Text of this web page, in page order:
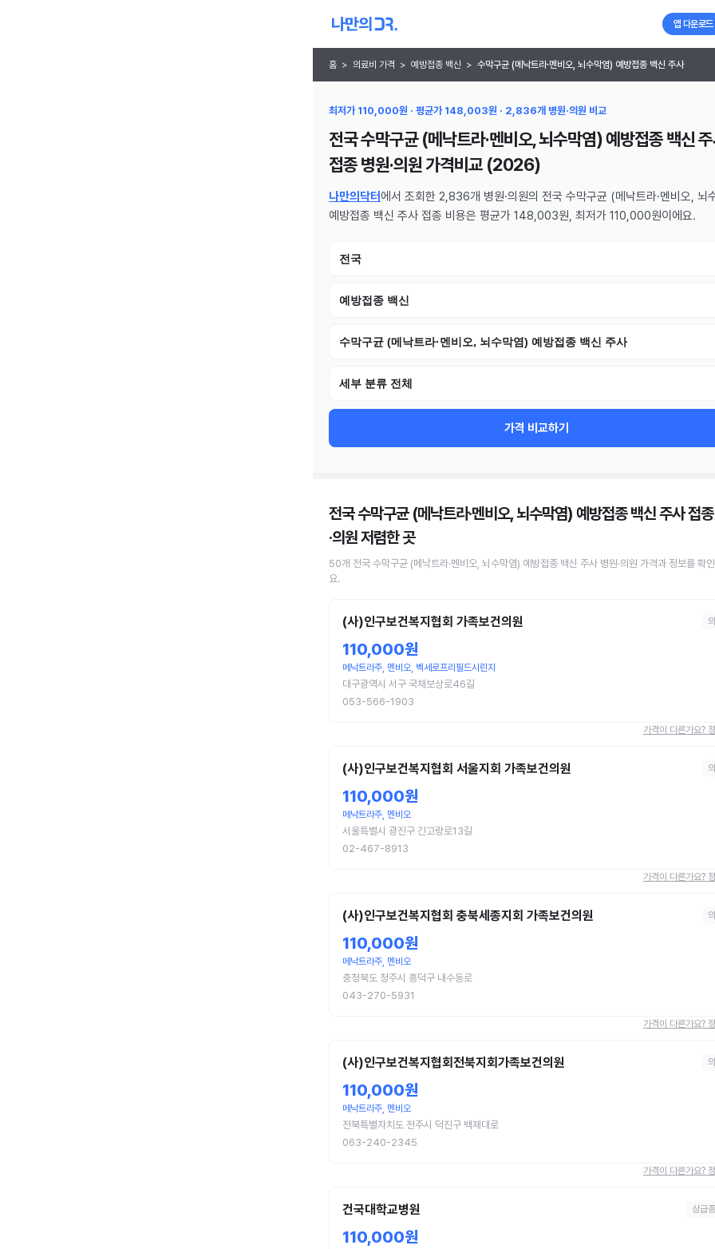
앱 다운로드
홈 > 의료비 가격 > 예방접종 백신 > 수막구균 (메낙트라·멘비오, 뇌수막염) 예방접종 백신 주사
최저가 110,000원 · 평균가 148,003원 · 2,836개 병원·의원 비교
전국 수막구균 (메낙트라·멘비오, 뇌수막염) 예방접종 백신
접종 병원·의원가격비교 (2026)
나만의닥터 에서 조회한 2,836개 병원·의원의 전국 수막구균 (메낙트라·멘비오, 뇌
예방접종 백신 주사 접종 비용은 평균가 148,003원, 최저가 110,000원이에요.
전국
예방접종 백신
수막구균 (메낙트라·멘비오, 뇌수막염) 예방접종 백신 주사
세부 분류 전체
가격 비교하기
전국 수막구균 (메낙트라·멘비오, 뇌수막염) 예방접종 백신 주사 접
·의원저렴한 곳
50개 전국 수막구균 (메낙트라·멘비오, 뇌수막염) 예방접종 백신 주사 병원·의원 가격과 정보를 확
요.
(사)인구보건복지협회 가족보건의원
110,000원
메낙트라주, 멘비오, 벡세로프리필드시린지
대구광역시 서구 국채보상로46길
053-566-1903
가격이 다른가요?
(사)인구보건복지협회 서울지회 가족보건의원
110,000원
메낙트라주, 멘비오
서울특별시 광진구 긴고랑로13길
02-467-8913
가격이 다른가요?
(사)인구보건복지협회 충북세종지회 가족보건의원
110,000원
메낙트라주, 멘비오
충청북도 청주시 흥덕구 내수동로
043-270-5931
가격이 다른가요?
(사)인구보건복지협회전북지회가족보건의원
110,000원
메낙트라주, 멘비오
전북특별자치도 전주시 덕진구 백제대로
063-240-2345
가격이 다른가요?
건국대학교병원 상급
110,000원